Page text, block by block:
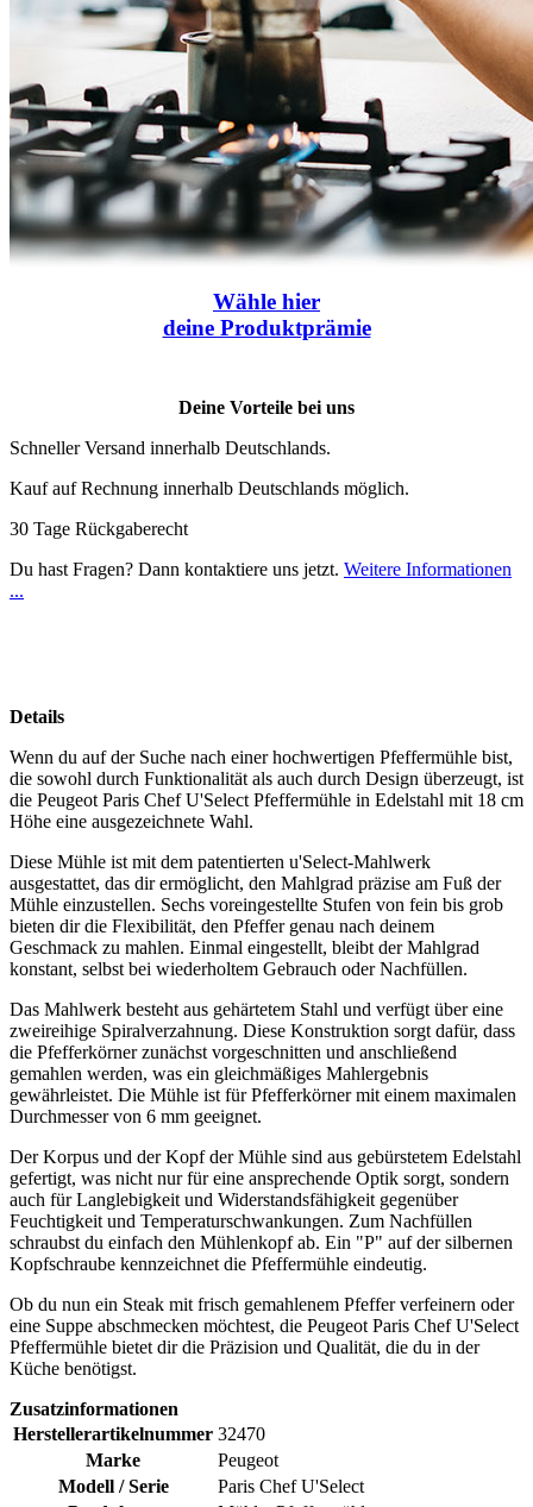
Wähle hier
deine Produktprämie
Deine Vorteile bei uns
Schneller Versand innerhalb Deutschlands.
Kauf auf Rechnung innerhalb Deutschlands möglich.
30 Tage Rückgaberecht
Du hast Fragen? Dann kontaktiere uns jetzt. Weitere Informationen
...
Details
Wenn du auf der Suche nach einer hochwertigen Pfeffermühle bist,
die sowohl durch Funktionalität als auch durch Design überzeugt, ist
die Peugeot Paris Chef U'Select Pfeffermühle in Edelstahl mit 18 cm
Höhe eine ausgezeichnete Wahl.
Diese Mühle ist mit dem patentierten u'Select-Mahlwerk
ausgestattet, das dir ermöglicht, den Mahlgrad präzise am Fuß der
Mühle einzustellen. Sechs voreingestellte Stufen von fein bis grob
bieten dir die Flexibilität, den Pfeffer genau nach deinem
Geschmack zu mahlen. Einmal eingestellt, bleibt der Mahlgrad
konstant, selbst bei wiederholtem Gebrauch oder Nachfüllen.
Das Mahlwerk besteht aus gehärtetem Stahl und verfügt über eine
zweireihige Spiralverzahnung. Diese Konstruktion sorgt dafür, dass
die Pfefferkörner zunächst vorgeschnitten und anschließend
gemahlen werden, was ein gleichmäßiges Mahlergebnis
gewährleistet. Die Mühle ist für Pfefferkörner mit einem maximalen
Durchmesser von 6 mm geeignet.
Der Korpus und der Kopf der Mühle sind aus gebürstetem Edelstahl
gefertigt, was nicht nur für eine ansprechende Optik sorgt, sondern
auch für Langlebigkeit und Widerstandsfähigkeit gegenüber
Feuchtigkeit und Temperaturschwankungen. Zum Nachfüllen
schraubst du einfach den Mühlenkopf ab. Ein "P" auf der silbernen
Kopfschraube kennzeichnet die Pfeffermühle eindeutig.
Ob du nun ein Steak mit frisch gemahlenem Pfeffer verfeinern oder
eine Suppe abschmecken möchtest, die Peugeot Paris Chef U'Select
Pfeffermühle bietet dir die Präzision und Qualität, die du in der
Küche benötigst.
Zusatzinformationen
Herstellerartikelnummer 32470
Marke
Peugeot
Modell / Serie
Paris Chef U'Select